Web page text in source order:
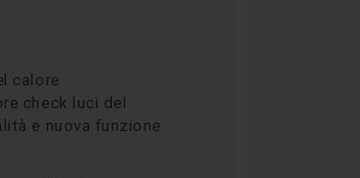
calore
check luci del
e nuova funzione